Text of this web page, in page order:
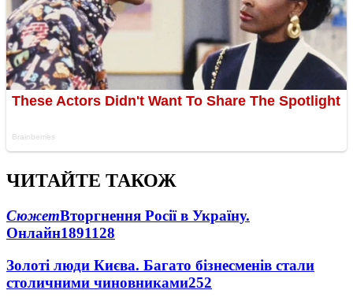
ЧИТАЙТЕ ТАКОЖ
СюжетВторгнення Росії в Україну.
Онлайн1891128
Золоті люди Києва. Багато бізнесменів стали
столичними чиновниками252